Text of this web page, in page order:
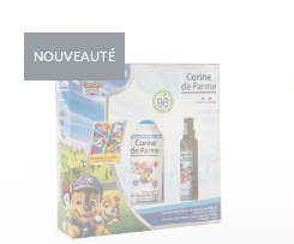
NOUVEAUTÉ